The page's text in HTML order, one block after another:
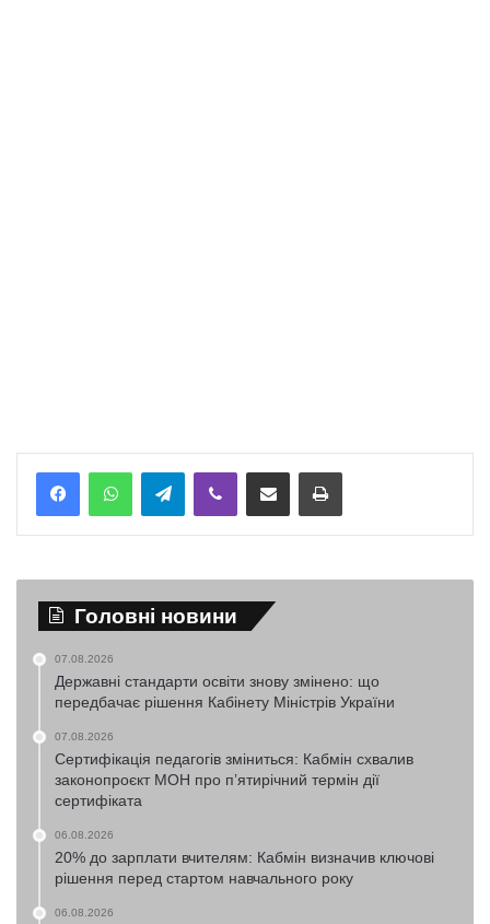
TelegramViber Надіслати електронною поштоюНадрукувати
Головні новини
07.08.2026
Державні стандарти освіти знову змінено: що
передбачає рішення Кабінету Міністрів України
07.08.2026
Сертифікація педагогів зміниться: Кабмін схвалив
законопроєкт МОН про п’ятирічний термін дії
сертифіката
06.08.2026
20% до зарплати вчителям: Кабмін визначив ключові
рішення перед стартом навчального року
06.08.2026